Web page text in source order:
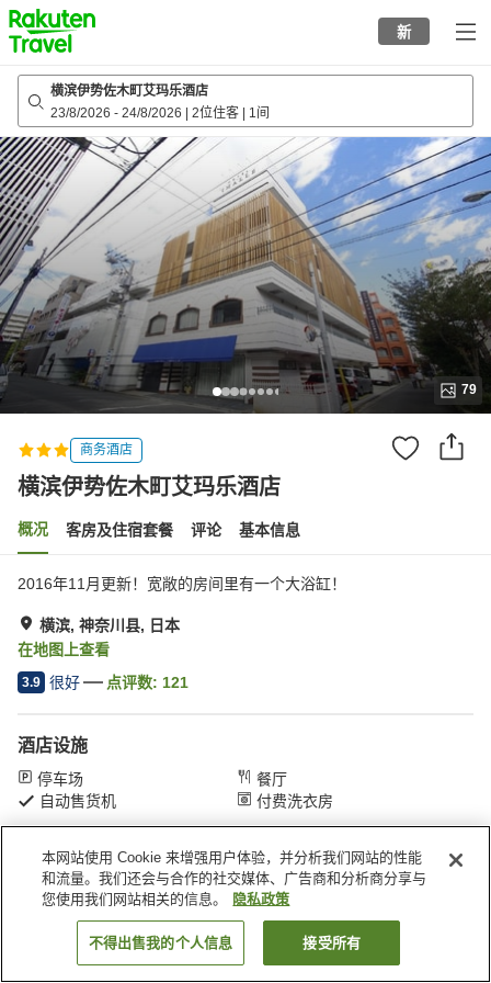
to
top
page
新
横滨伊势佐木町艾玛乐酒店
23/8/2026 - 24/8/2026 2位住客 1间
79
商务酒店
横滨伊势佐木町艾玛乐酒店
概况 客房及住宿套餐 评论 基本信息
2016年11月更新！宽敞的房间里有一个大浴缸！
横滨, 神奈川县, 日本
在地图上查看
3.9 很好 点评数: 121
酒店设施
停车场
餐厅
自动售货机
付费洗衣房
首页 日本 神奈川县 横滨 横滨伊势佐木町艾玛乐酒店
搜索客房
本网站使用 Cookie 来增强用户体验，并分析我们网站的性能
和流量。我们还会与合作的社交媒体、广告商和分析商分享与
您使用我们网站相关的信息。
隐私政策
不得出售我的个人信息 接受所有